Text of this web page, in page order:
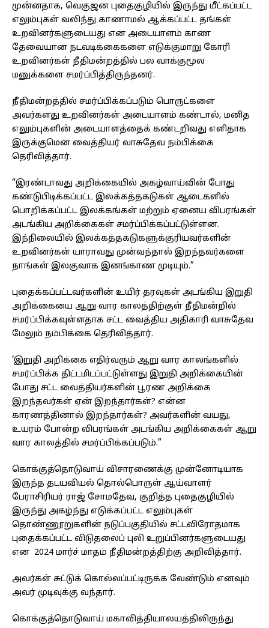
முன்னதாக, வெகுஜன புதைகுழியில் இருந்து மீட்கப்பட்ட
எலும்புகள் வலிந்து காணாமல் ஆக்கப்பட்ட தங்கள்
உறவினர்களுடையது என அடையாளம் காண
தேவையான நடவடிக்கைகளை எடுக்குமாறு கோரி
உறவினர்கள் நீதிமன்றத்தில் பல வாக்குமூல
மனுக்களை சமர்ப்பித்திருந்தனர்.
நீதிமன்றத்தில் சமர்ப்பிக்கப்படும் பொருட்களை
அவர்களது உறவினர்கள் அடையாளம் கண்டால், மனித
எலும்புகளின் அடையாளத்தைக் கண்டறிவது எளிதாக
இருக்குமென வைத்தியர் வாசுதேவ நம்பிக்கை
தெரிவித்தார்.
“இரண்டாவது அறிக்கையில் அகழ்வாய்வின் போது
கண்டுபிடிக்கப்பட்ட இலக்கத்தகடுகள் ஆடைகளில்
பொறிக்கப்பட்ட இலக்கங்கள் மற்றும் ஏனைய விபரங்கள்
அடங்கிய அறிக்கைகள் சமர்ப்பிக்கப்பட்டுள்ளன.
இந்நிலையில் இலக்கத்தகடுகளுக்குரியவர்களின்
உறவினர்கள் யாராவது முன்வந்தால் இறந்தவர்களை
நாங்கள் இலகுவாக இனங்காண முடியும்.”
புதைக்கப்பட்டவர்களின் உயிர் தரவுகள் அடங்கிய இறுதி
அறிக்கையை ஆறு வார காலத்திற்குள் நீதிமன்றில்
சமர்ப்பிக்கவுள்ளதாக சட்ட வைத்திய அதிகாரி வாசுதேவ
மேலும் நம்பிக்கை தெரிவித்தார்.
‘இறுதி அறிக்கை எதிர்வரும் ஆறு வார காலங்களில்
சமர்ப்பிக்க திட்டமிடப்பட்டுள்ளது இறுதி அறிக்கையின்
போது சட்ட வைத்தியர்களின் பூரண அறிக்கை
இறந்தவர்கள் ஏன் இறந்தார்கள்? என்ன
காரணத்தினால் இறந்தார்கள்? அவர்களின் வயது,
உயரம் போன்ற விபரங்கள் அடங்கிய அறிக்கைகள் ஆறு
வார காலத்தில் சமர்ப்பிக்கப்படும்.”
கொக்குத்தொடுவாய் விசாரணைக்கு முன்னோடியாக
இருந்த தடயவியல் தொல்பொருள் ஆய்வாளர்
பேராசிரியர் ராஜ் சோமதேவ, குறித்த புதைகுழியில்
இருந்து அகழ்ந்து எடுக்கப்பட்ட எலும்புகள்
தொண்ணூறுகளின் நடுப்பகுதியில் சட்டவிரோதமாக
புதைக்கப்பட்ட விடுதலைப் புலி உறுப்பினர்களுடையது
என 2024 மார்ச் மாதம் நீதிமன்றத்திற்கு அறிவித்தார்.
அவர்கள் சுட்டுக் கொல்லப்பட்டிருக்க வேண்டும் எனவும்
அவர் முடிவுக்கு வந்தார்.
கொக்குத்தொடுவாய் மகாவித்தியாலயத்திலிருந்து